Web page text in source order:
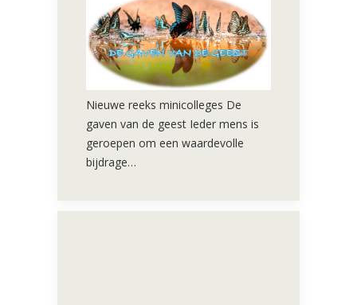
Nieuwe reeks minicolleges De
gaven van de geest Ieder mens is
geroepen om een waardevolle
bijdrage…